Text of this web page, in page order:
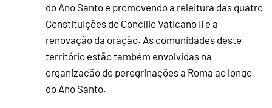
do Ano Santo e promovendo a releitura das quatro
Constituições do Concílio Vaticano II e a
renovação da oração. As comunidades deste
território estão também envolvidas na
organização de peregrinações a Roma ao longo
do Ano Santo.